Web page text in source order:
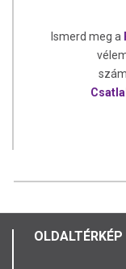
Ismerd meg a
OLDALTÉRKÉP